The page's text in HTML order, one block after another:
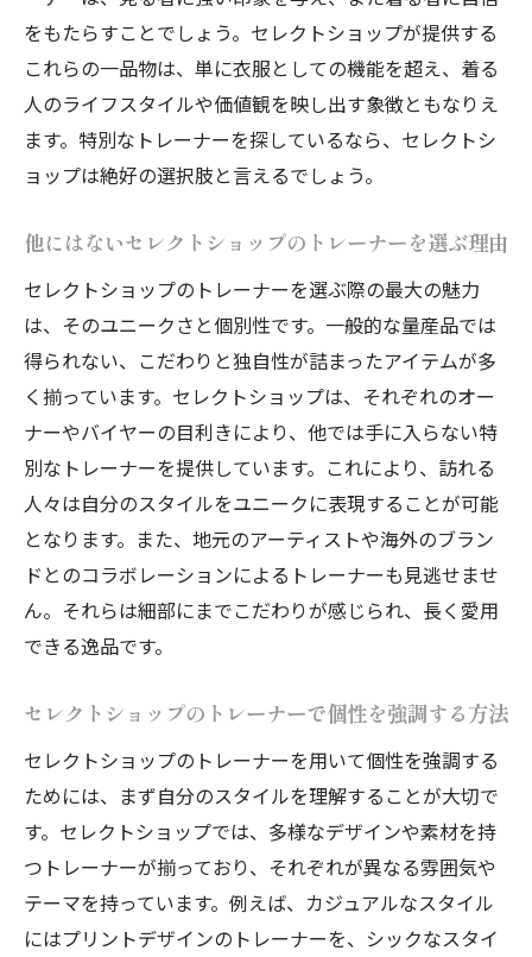
をもたらすことでしょう。セレクトショップが提供する
これらの一品物は、単に衣服としての機能を超え、着る
人のライフスタイルや価値観を映し出す象徴ともなりえ
ます。特別なトレーナーを探しているなら、セレクトシ
ョップは絶好の選択肢と言えるでしょう。
他にはないセレクトショップのトレーナーを選ぶ理由
セレクトショップのトレーナーを選ぶ際の最大の魅力
は、そのユニークさと個別性です。一般的な量産品では
得られない、こだわりと独自性が詰まったアイテムが多
く揃っています。セレクトショップは、それぞれのオー
ナーやバイヤーの目利きにより、他では手に入らない特
別なトレーナーを提供しています。これにより、訪れる
人々は自分のスタイルをユニークに表現することが可能
となります。また、地元のアーティストや海外のブラン
ドとのコラボレーションによるトレーナーも見逃せませ
ん。それらは細部にまでこだわりが感じられ、長く愛用
できる逸品です。
セレクトショップのトレーナーで個性を強調する方法
セレクトショップのトレーナーを用いて個性を強調する
ためには、まず自分のスタイルを理解することが大切で
す。セレクトショップでは、多様なデザインや素材を持
つトレーナーが揃っており、それぞれが異なる雰囲気や
テーマを持っています。例えば、カジュアルなスタイル
にはプリントデザインのトレーナーを、シックなスタイ